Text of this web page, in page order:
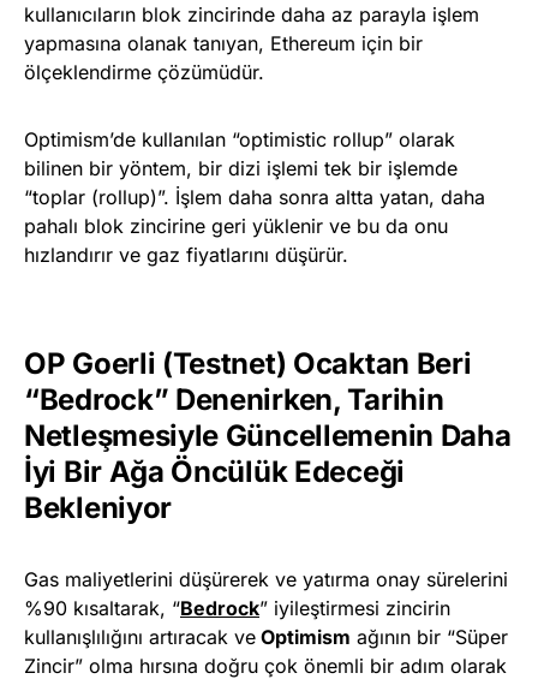
kullanıcıların blok zincirinde daha az parayla işlem
yapmasına olanak tanıyan, Ethereum için bir
ölçeklendirme çözümüdür.
Optimism’de kullanılan “optimistic rollup” olarak
bilinen bir yöntem, bir dizi işlemi tek bir işlemde
“toplar (rollup)”. İşlem daha sonra altta yatan, daha
pahalı blok zincirine geri yüklenir ve bu da onu
hızlandırır ve gaz fiyatlarını düşürür.
OP Goerli (Testnet) Ocaktan Beri
“Bedrock” Denenirken, Tarihin
Netleşmesiyle Güncellemenin Daha
İyi Bir Ağa Öncülük Edeceği
Bekleniyor
Gas maliyetlerini düşürerek ve yatırma onay sürelerini
%90 kısaltarak, “Bedrock” iyileştirmesi zincirin
kullanışlılığını artıracak ve Optimism ağının bir “Süper
Zincir” olma hırsına doğru çok önemli bir adım olarak